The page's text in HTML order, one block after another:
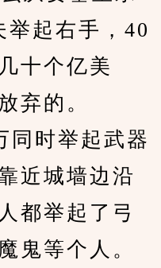
举起右手，40
十个亿美
弃的。
时举起武器
近城墙边沿
都举起了弓
鬼等个人。